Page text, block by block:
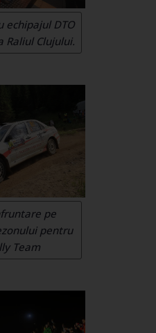
echipajul DTO
Raliul Clujului.
pe
pentru
Team